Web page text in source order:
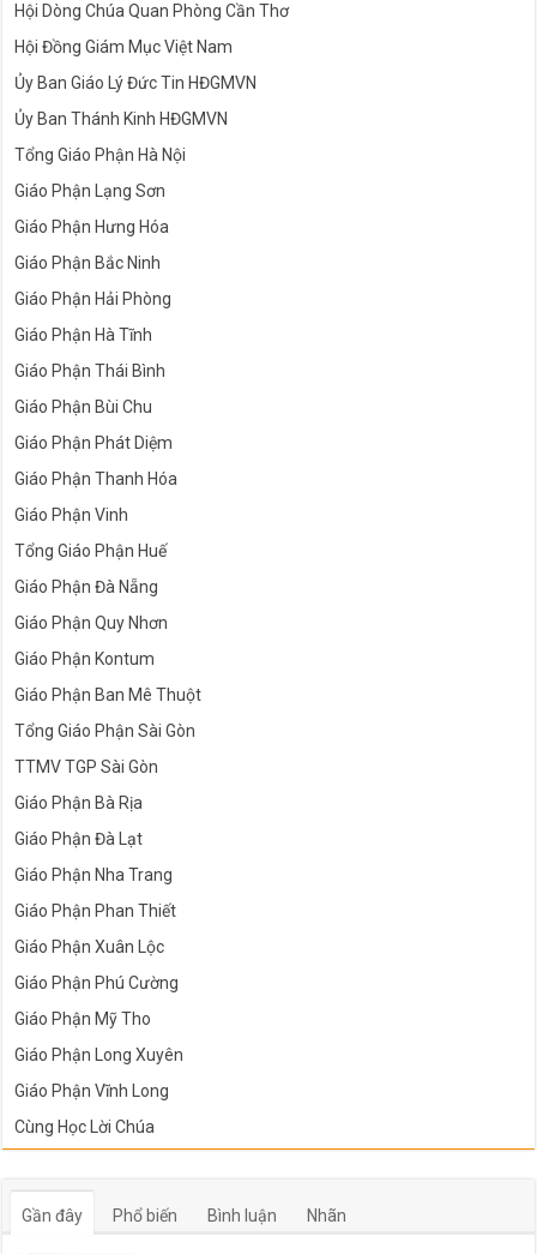
Hội Dòng Chúa Quan Phòng Cần Thơ
Hội Đồng Giám Mục Việt Nam
Ủy Ban Giáo Lý Đức Tin HĐGMVN
Ủy Ban Thánh Kinh HĐGMVN
Tổng Giáo Phận Hà Nội
Giáo Phận Lạng Sơn
Giáo Phận Hưng Hóa
Giáo Phận Bắc Ninh
Giáo Phận Hải Phòng
Giáo Phận Hà Tĩnh
Giáo Phận Thái Bình
Giáo Phận Bùi Chu
Giáo Phận Phát Diệm
Giáo Phận Thanh Hóa
Giáo Phận Vinh
Tổng Giáo Phận Huế
Giáo Phận Đà Nẵng
Giáo Phận Quy Nhơn
Giáo Phận Kontum
Giáo Phận Ban Mê Thuột
Tổng Giáo Phận Sài Gòn
TTMV TGP Sài Gòn
Giáo Phận Bà Rịa
Giáo Phận Đà Lạt
Giáo Phận Nha Trang
Giáo Phận Phan Thiết
Giáo Phận Xuân Lộc
Giáo Phận Phú Cường
Giáo Phận Mỹ Tho
Giáo Phận Long Xuyên
Giáo Phận Vĩnh Long
Cùng Học Lời Chúa
Gần đây Phổ biến Bình luận Nhãn